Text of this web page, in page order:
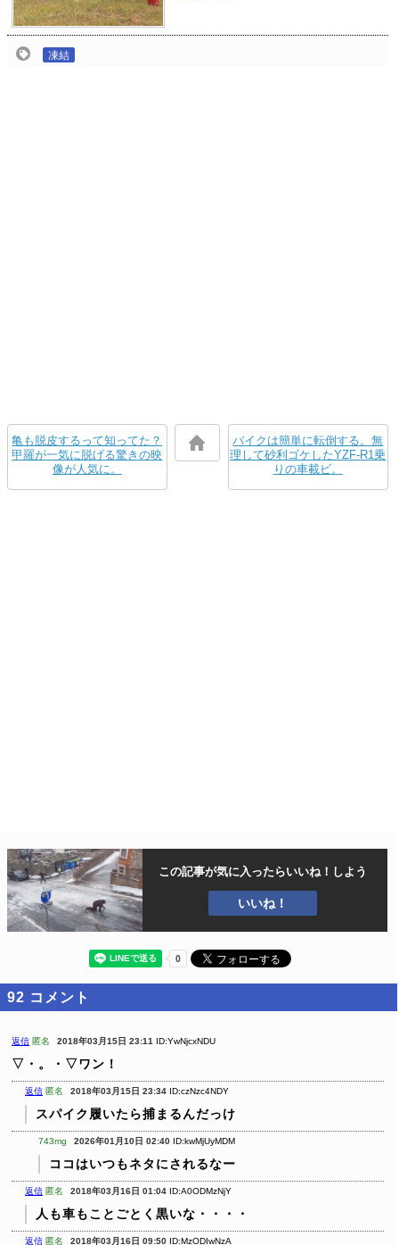
凍結
亀も脱皮するって知ってた？
甲羅が一気に脱げる驚きの映
像が人気に。
バイクは簡単に転倒する。無
理して砂利ゴケしたYZF-R1乗
りの車載ビ。
この記事が気に入ったらいいね！しよう
いいね！
92 コメント
返信 匿名 2018年03月15日 23:11 ID:YwNjcxNDU
▽・。・▽ワン！
返信 匿名 2018年03月15日 23:34 ID:czNzc4NDY
スパイク履いたら捕まるんだっけ
743mg 2026年01月10日 02:40 ID:kwMjUyMDM
ココはいつもネタにされるなー
返信 匿名 2018年03月16日 01:04 ID:A0ODMzNjY
人も車もことごとく黒いな・・・・
返信 匿名 2018年03月16日 09:50 ID:MzODIwNzA